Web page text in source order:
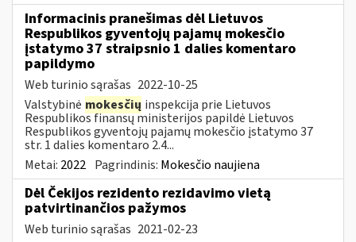
Informacinis pranešimas dėl Lietuvos
Respublikos gyventojų pajamų mokesčio
įstatymo 37 straipsnio 1 dalies komentaro
papildymo
Web turinio sąrašas 2022-10-25
Valstybinė mokesčių inspekcija prie Lietuvos
Respublikos finansų ministerijos papildė Lietuvos
Respublikos gyventojų pajamų mokesčio įstatymo 37
str. 1 dalies komentaro 2.4...
Metai: 2022 Pagrindinis: Mokesčio naujiena
Dėl Čekijos rezidento rezidavimo vietą
patvirtinančios pažymos
Web turinio sąrašas 2021-02-23